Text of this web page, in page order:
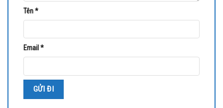
Chúng tôi – Viễn Thông Khoa Thi tự hào mang đến sản phẩm chất
Sản phẩm tương tự
Tên*
Email *